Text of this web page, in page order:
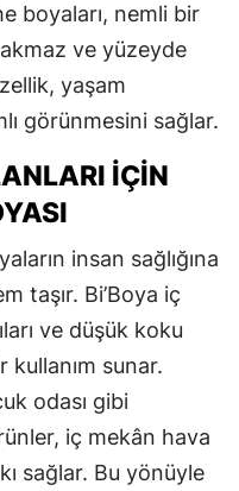
boyaları, nemli bir
ve yüzeyde
yaşam
görünmesini sağlar.
İÇIN
insan sağlığına
taşır. Bi’Boya iç
ve düşük koku
kullanım sunar.
odası gibi
iç mekân hava
sağlar. Bu yönüyle